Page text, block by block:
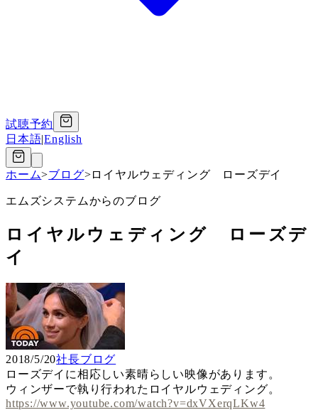
試聴予約
日本語|English
ホーム>ブログ>ロイヤルウェディング ローズデイ
エムズシステムからのブログ
ロイヤルウェディング ローズデ
イ
2018/5/20社長ブログ
ローズデイに相応しい素晴らしい映像があります。
ウィンザーで執り行われたロイヤルウェディング。
https://www.youtube.com/watch?v=dxVXerqLKw4